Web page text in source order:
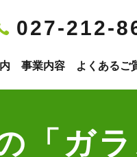
事業内容 よくあるご
027-212-
「ガ